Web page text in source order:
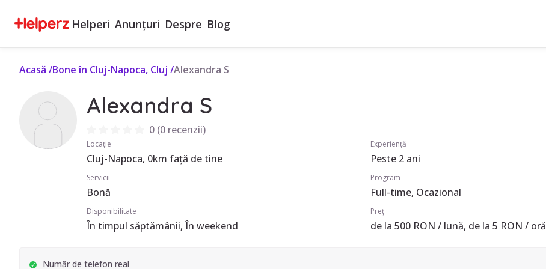
Helperi Anunțuri Despre Blog
Acasă /Bone în Cluj-Napoca, Cluj /Alexandra S
Alexandra S
0(0 recenzii)
Locație
Cluj-Napoca, 0km față de tine
Experiență
Peste 2 ani
Servicii
Bonă
Program
Full-time, Ocazional
Disponibilitate
În timpul săptămânii, În weekend
Preț
de la 500 RON / lună, de la 5 RON / oră
Număr de telefon real